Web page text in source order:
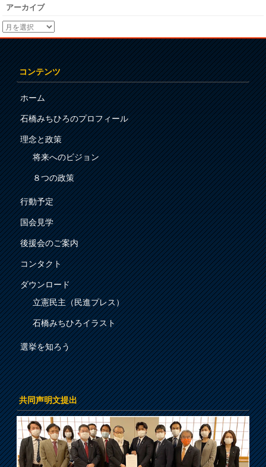
アーカイブ
コンテンツ
ホーム
石橋みちひろのプロフィール
理念と政策
将来へのビジョン
８つの政策
行動予定
国会見学
後援会のご案内
コンタクト
ダウンロード
立憲民主（民進プレス）
石橋みちひろイラスト
選挙を知ろう
共同声明文提出